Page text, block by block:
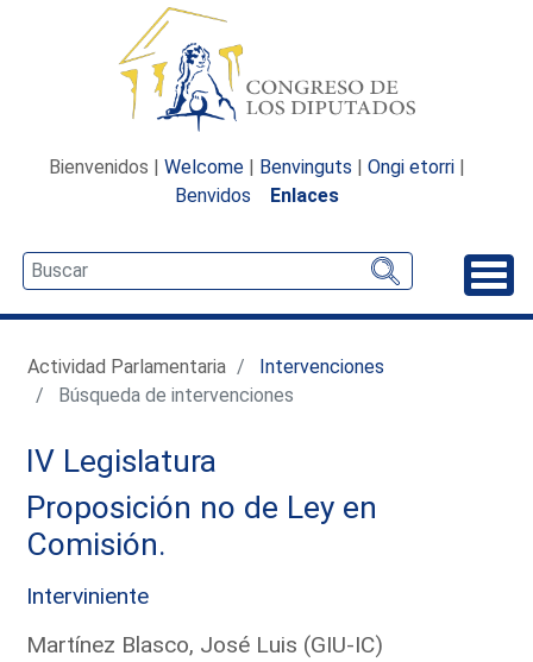
Bienvenidos | Welcome | Benvinguts | Ongi etorri |
Benvidos
Enlaces
Actividad Parlamentaria
Intervenciones
Búsqueda de intervenciones
IV Legislatura
Proposición no de Ley en
Comisión.
Interviniente
Martínez Blasco, José Luis (GIU-IC)